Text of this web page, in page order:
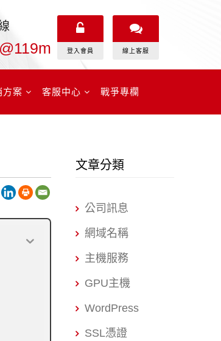
@119m 登入會員 線上客服
方案 客服中心 戰爭專欄
文章分類
公司訊息
網域名稱
主機服務
GPU主機
WordPress
SSL憑證